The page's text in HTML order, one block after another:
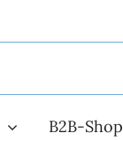
B2B-Shop